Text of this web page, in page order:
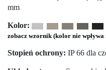
mm
Kolor:
zobacz wzornik (kolor nie wpływa
Stopień ochrony: IP 66 dla